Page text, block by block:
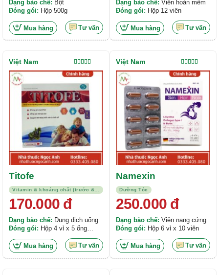
Dạng bào chế: Bột
Đóng gói: Hộp 500g
Mua hàng Tư vấn
Dạng bào chế: Viên hoàn mềm
Đóng gói: Hộp 12 viên
Mua hàng Tư vấn
Vitamin & khoáng chất (trước & sau sinh)/Thuốc trị thiếu máu
Titofe
Được xếp
hạng5.00
sao
170.000đ
Dạng bào chế: Dung dịch uống
Đóng gói: Hộp 4 vỉ x 5 ống
Mua hàng
Tư vấn
Việt Nam
Dưỡng Tóc
Namexin
Được xếp
hạng5.00
sao
250.000đ
Dạng bào chế: Viên nang cứng
Đóng gói: Hộp 6 vỉ x 10 viên
Mua hàng Tư vấn
Việt Nam